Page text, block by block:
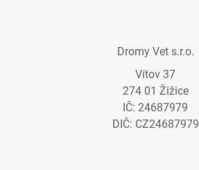
Dromy Vet s.r.o.
Vítov 37
274 01 Žižice
IČ: 24687979
DIČ: CZ24687979